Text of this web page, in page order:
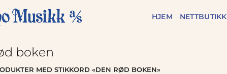
HJEM NETTBUTIKK
boken
MED STIKKORD «DEN RØD BOKEN»